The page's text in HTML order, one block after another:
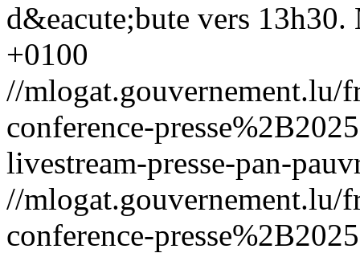
d&eacute;bute vers 13h30.
+0100
//mlogat.gouvernement.lu/
conference-
livestream-presse-pan-
//mlogat.gouvernement.lu/
conference-